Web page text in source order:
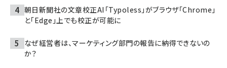
朝日新聞社の文章校正AI「Typoless」がブラウザ「Chrome」
と「Edge」上でも校正が可能に
なぜ経営者は、マーケティング部門の報告に納得できないの
か？